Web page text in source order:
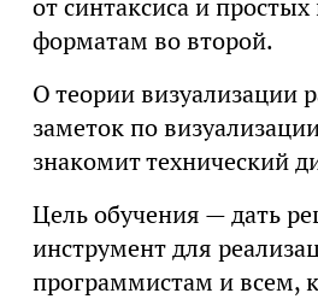
от синтаксиса и
форматам во второй.
О теории визуализации
заметок по
знакомит технический
Цель обучения — дать
инструмент для
программистам и всем,